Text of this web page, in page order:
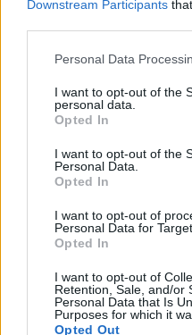
Downstream Participants
Please note that this
not limited to your visit or
grant or deny consent to
use your data for below
consent section.
Personal Data
I want to opt-out of the
personal data.
Opted In
I want to opt-out of the
Personal Data.
Opted In
I want to opt-out of
Personal Data for
Opted In
I want to opt-out of
Retention, Sale, and/or
Personal Data that Is
Purposes for which it
Opted Out
GLAMOUR-SUMMER-
Borotva vagy
megoldás?